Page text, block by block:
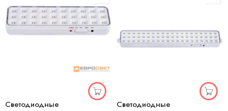
Светодиодные Светодиодные